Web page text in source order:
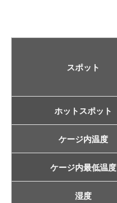
スポット
ホットスポット
ケージ内温度
ケージ内最低温度
湿度